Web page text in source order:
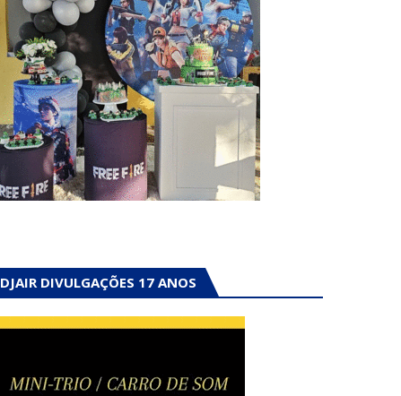
DJAIR DIVULGAÇÕES 17 ANOS